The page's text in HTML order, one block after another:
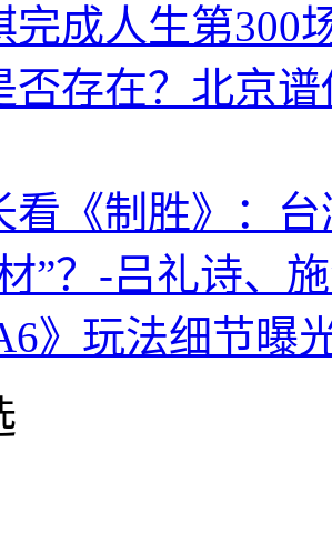
完成人生第300
否存在？北京
看《制胜》：
”？-吕礼诗、
》玩法细节